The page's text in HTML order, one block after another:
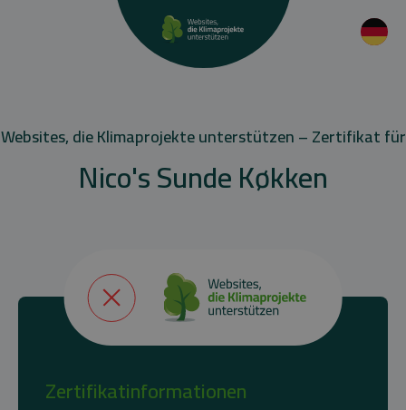
Websites, die Klimaprojekte unterstützen – Zertifikat für
Nico's Sunde Køkken
Zertifikatinformationen